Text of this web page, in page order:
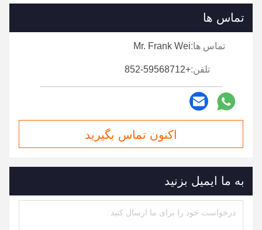
تماس ها
تماس ها:Mr. Frank Wei
تلفن:+852-59568712
اکنون تماس بگیرید
به ما ایمیل بزنید